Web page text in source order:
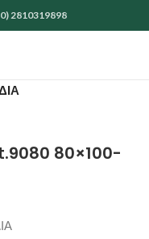
2810319898
80×100-